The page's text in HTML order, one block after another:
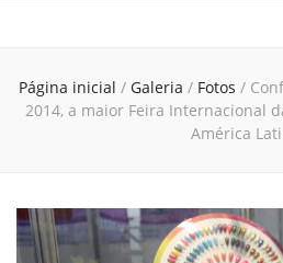
Página inicial / Galeria / Fotos /
2014, a maior Feira Internacional
América